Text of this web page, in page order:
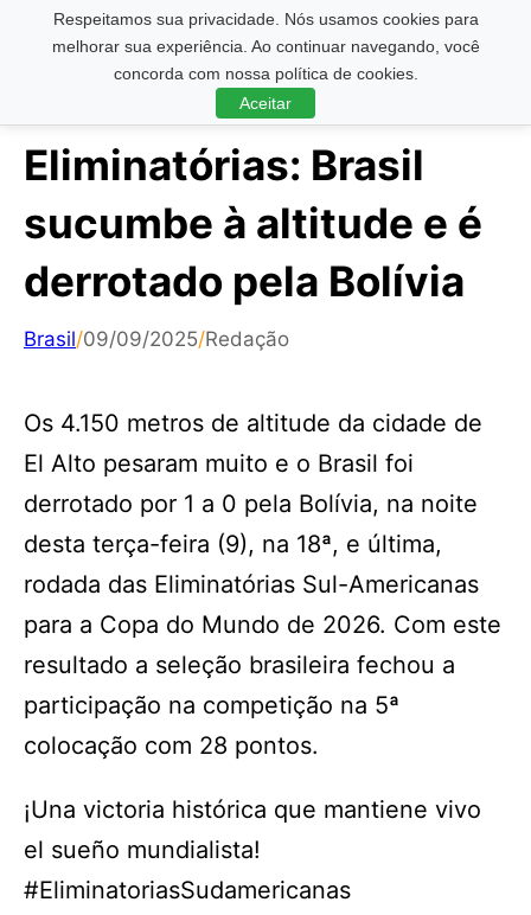
Respeitamos sua privacidade. Nós usamos cookies para
melhorar sua experiência. Ao continuar navegando, você
concorda com nossa política de cookies.
Aceitar
Pesquisar ...
Eliminatórias: Brasil
sucumbe à altitude e é
derrotado pela Bolívia
Brasil/09/09/2025/Redação
Os 4.150 metros de altitude da cidade de
El Alto pesaram muito e o Brasil foi
derrotado por 1 a 0 pela Bolívia, na noite
desta terça-feira (9), na 18ª, e última,
rodada das Eliminatórias Sul-Americanas
para a Copa do Mundo de 2026. Com este
resultado a seleção brasileira fechou a
participação na competição na 5ª
colocação com 28 pontos.
¡Una victoria histórica que mantiene vivo
el sueño mundialista!
#EliminatoriasSudamericanas